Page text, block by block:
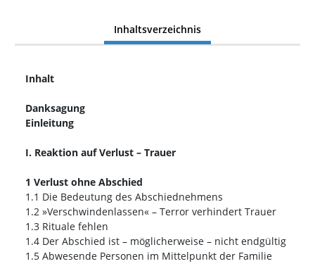
Inhaltsverzeichnis
Inhalt
Danksagung
Einleitung
I. Reaktion auf Verlust – Trauer
1 Verlust ohne Abschied
1.1 Die Bedeutung des Abschiednehmens
1.2 »Verschwindenlassen« – Terror verhindert Trauer
1.3 Rituale fehlen
1.4 Der Abschied ist – möglicherweise – nicht endgültig
1.5 Abwesende Personen im Mittelpunkt der Familie